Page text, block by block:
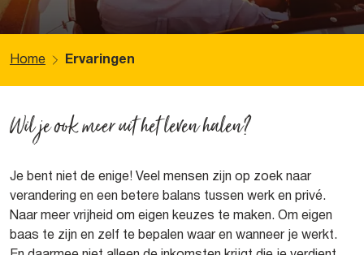
Home Ervaringen
Wil je ook meer uit het leven halen?
Je bent niet de enige! Veel mensen zijn op zoek naar
verandering en een betere balans tussen werk en privé.
Naar meer vrijheid om eigen keuzes te maken. Om eigen
baas te zijn en zelf te bepalen waar en wanneer je werkt.